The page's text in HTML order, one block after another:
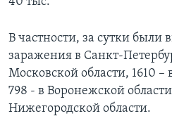
В частности, за сутки были
заражения в Санкт-
Московской области, 1610 –
798 - в Воронежской
Нижегородской области.